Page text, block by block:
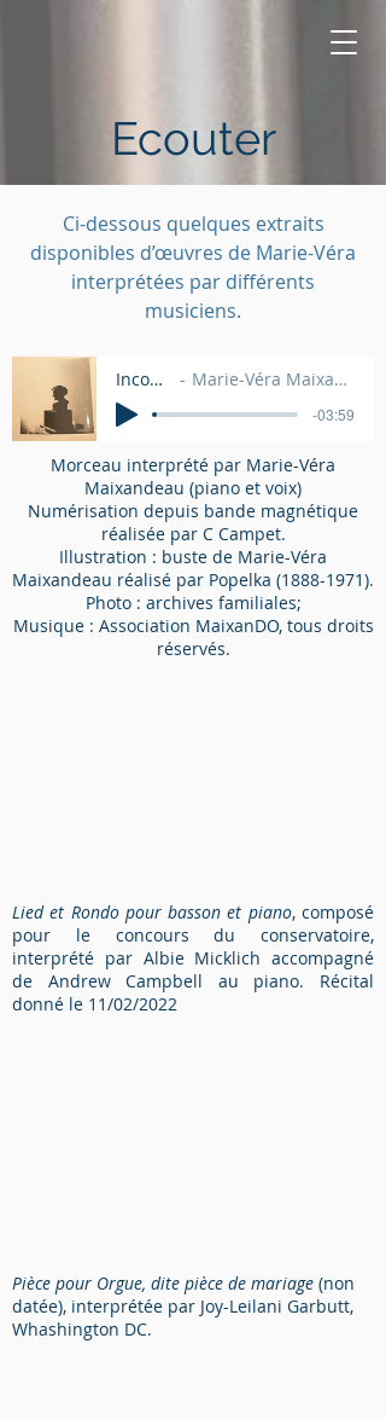
Ecouter
Ci-dessous quelques extraits
disponibles d’œuvres de Marie-Véra
interprétées par différents
musiciens.
Inconnu Marie-Véra Maixandeau
-03:59
Morceau interprété par Marie-Véra
Maixandeau (piano et voix)
Numérisation depuis bande magnétique
réalisée par C Campet.
Illustration : buste de Marie-Véra
Maixandeau réalisé par Popelka (1888-1971).
Photo : archives familiales;
Musique : Association MaixanDO, tous droits
réservés.
Lied et Rondo pour basson et piano, composé
pour le concours du conservatoire,
interprété par Albie Micklich accompagné
de Andrew Campbell au piano. Récital
donné le 11/02/2022
Pièce pour Orgue, dite pièce de mariage (non
datée), interprétée par Joy-Leilani Garbutt,
Whashington DC.